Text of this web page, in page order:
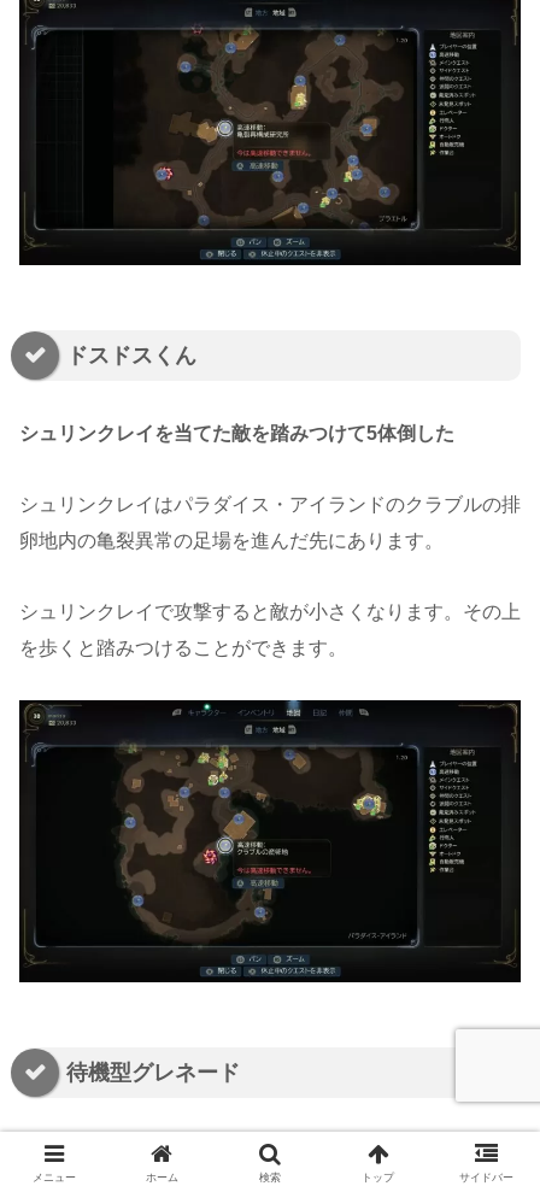
ドスドスくん
シュリンクレイを当てた敵を踏みつけて5体倒した
シュリンクレイはパラダイス・アイランドのクラブルの排
卵地内の亀裂異常の足場を進んだ先にあります。
シュリンクレイで攻撃すると敵が小さくなります。その上
を歩くと踏みつけることができます。
待機型グレネード
空中のグレネードを3発撃ち落とした
メニュー ホーム 検索 トップ サイドバー